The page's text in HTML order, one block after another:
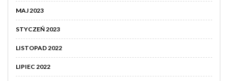
MAJ 2023
STYCZEŃ 2023
LISTOPAD 2022
LIPIEC 2022